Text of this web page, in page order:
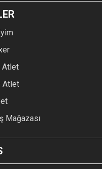
Atlet
Atlet
Mağazası